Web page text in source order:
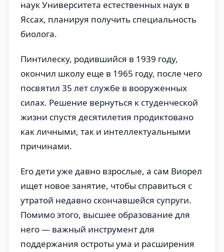
наук Университета естественных наук в
Яссах, планируя получить специальность
биолога.
Пинтилеску, родившийся в 1939 году,
окончил школу еще в 1965 году, после чего
посвятил 35 лет службе в вооруженных
силах. Решение вернуться к студенческой
жизни спустя десятилетия продиктовано
как личными, так и интеллектуальными
причинами.
Его дети уже давно взрослые, а сам Виорел
ищет новое занятие, чтобы справиться с
утратой недавно скончавшейся супруги.
Помимо этого, высшее образование для
него — важный инструмент для
поддержания остроты ума и расширения